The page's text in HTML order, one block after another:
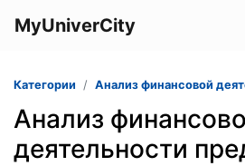
MyUniverCity
Категории Анализ финансовой
Анализ
деятельности